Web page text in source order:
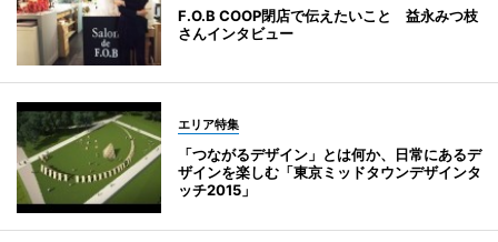
F.O.B COOP閉店で伝えたいこと 益永みつ枝
さんインタビュー
エリア特集
「つながるデザイン」とは何か、日常にあるデ
ザインを楽しむ「東京ミッドタウンデザインタ
ッチ2015」